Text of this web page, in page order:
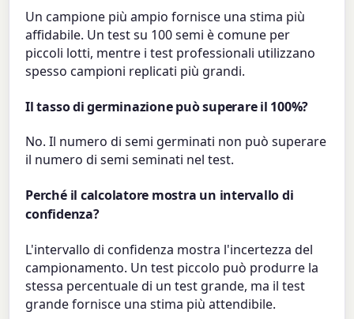
Un campione più ampio fornisce una stima più
affidabile. Un test su 100 semi è comune per
piccoli lotti, mentre i test professionali utilizzano
spesso campioni replicati più grandi.
Il tasso di germinazione può superare il 100%?
No. Il numero di semi germinati non può superare
il numero di semi seminati nel test.
Perché il calcolatore mostra un intervallo di
confidenza?
L'intervallo di confidenza mostra l'incertezza del
campionamento. Un test piccolo può produrre la
stessa percentuale di un test grande, ma il test
grande fornisce una stima più attendibile.